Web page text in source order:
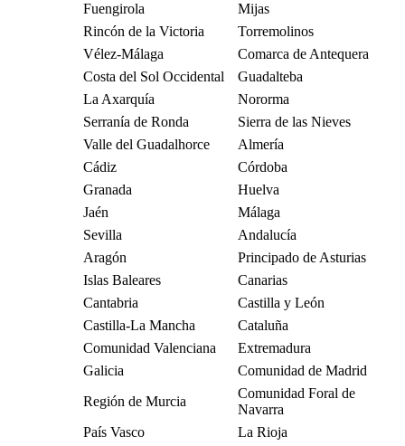
Fuengirola
Mijas
Rincón de la Victoria
Torremolinos
Vélez-Málaga
Comarca de Antequera
Costa del Sol Occidental
Guadalteba
La Axarquía
Nororma
Serranía de Ronda
Sierra de las Nieves
Valle del Guadalhorce
Almería
Cádiz
Córdoba
Granada
Huelva
Jaén
Málaga
Sevilla
Andalucía
Aragón
Principado de Asturias
Islas Baleares
Canarias
Cantabria
Castilla y León
Castilla-La Mancha
Cataluña
Comunidad Valenciana
Extremadura
Galicia
Comunidad de Madrid
Región de Murcia
Comunidad Foral de
Navarra
País Vasco
La Rioja